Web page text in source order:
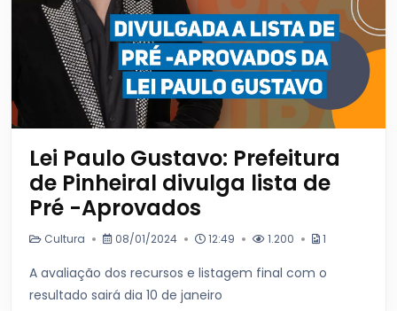
Lei Paulo Gustavo: Prefeitura
de Pinheiral divulga lista de
Pré -Aprovados
Cultura 08/01/2024 12:49 1.200 1
A avaliação dos recursos e listagem final com o
resultado sairá dia 10 de janeiro